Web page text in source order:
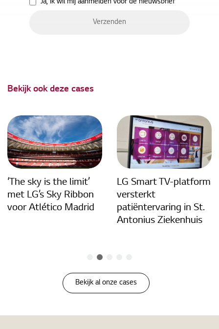
Ja, ik wil mij aanmelden voor de nieuwsbrief
Bekijk ook deze cases
‘The sky is the limit’
met LG’s Sky Ribbon
voor Atlético Madrid
LG Smart TV-platform
versterkt
patiëntervaring in St.
Antonius Ziekenhuis
Bekijk al onze cases